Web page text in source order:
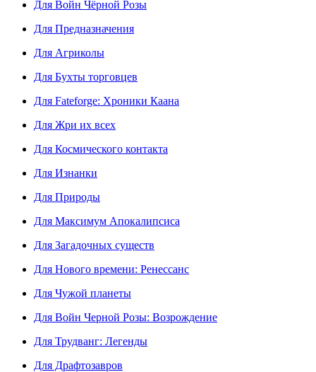
Для Войн Чёрной Розы
Для Предназначения
Для Агриколы
Для Бухты торговцев
Для Fateforge: Хроники Каана
Для Жри их всех
Для Космического контакта
Для Изнанки
Для Природы
Для Максимум Апокалипсиса
Для Загадочных существ
Для Нового времени: Ренессанс
Для Чужой планеты
Для Войн Черной Розы: Возрождение
Для Трудванг: Легенды
Для Драфтозавров